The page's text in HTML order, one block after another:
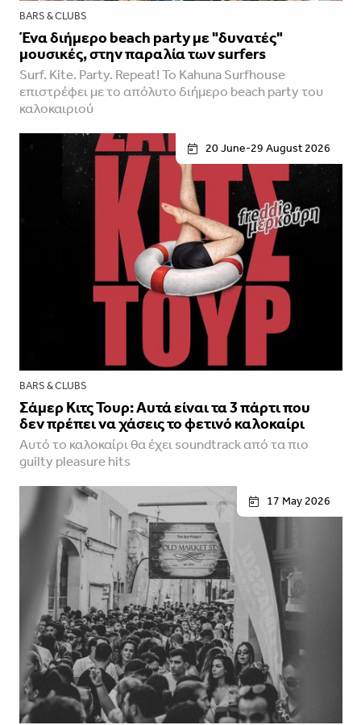
BARS & CLUBS
Ένα διήμερο beach party με "δυνατές"
μουσικές, στην παραλία των surfers
Surf. Kite. Party. Repeat! Το Kahuna Surfhouse
επιστρέφει με το απόλυτο διήμερο beach party του
καλοκαιριού
20 June-29 August 2026
BARS & CLUBS
Σάμερ Κιτς Τουρ: Αυτά είναι τα 3 πάρτι που
δεν πρέπει να χάσεις το φετινό καλοκαίρι
Αυτό το καλοκαίρι θα έχει soundtrack από τα πιο
guilty pleasure hits
17 May 2026